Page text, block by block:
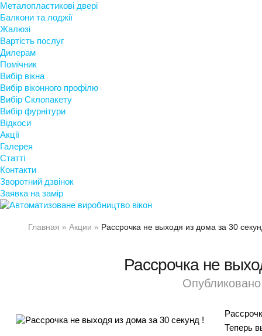
Металопластикові двері
Балкони та лоджії
Жалюзі
Вартість послуг
Дилерам
Помічник
Вибір вікна
Вибір віконного профілю
Вибір Склопакету
Вибір фурнітури
Відкоси
Акції
Галерея
Статті
Контакти
Зворотний дзвінок
Заявка на замір
Главная » Акции » Рассрочка не выходя из дома за 30
Рассрочка не
Теперь